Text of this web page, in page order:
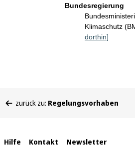
Bundesregierung
Klimaschutz
dorthin]
befinden
zurück zu: Regelungsvorhaben
Interne
Hilfe Kontakt Newsletter